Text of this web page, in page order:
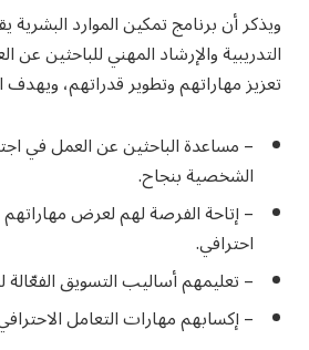
ويذكر أن برنامج تمكين الموارد
التدريبية والإرشاد المهني للباحثين
تعزيز مهاراتهم وتطوير قدراتهم، ويهدف
– مساعدة الباحثين عن العمل في
الشخصية بنجاح.
– إتاحة الفرصة لهم لعرض
احترافي.
– تعليمهم أساليب التسويق الفعّالة
– إكسابهم مهارات التعامل